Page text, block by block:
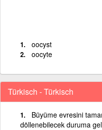
oocyst
oocyte
Türkisch - Türkisch
Büyüme evresini
döllenebilecek duruma